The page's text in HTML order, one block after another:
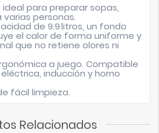
para preparar sopas,
personas.
de 9.9 litros, un fondo
el calor de forma uniforme y
que no retiene olores ni
a juego. Compatible
inducción y horno
fácil limpieza.
Relacionados